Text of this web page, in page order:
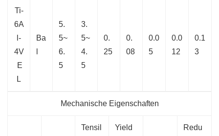
Ti-
6A
l-
4V
E
L
Ba
5.
5~
6.
5
3.
5~
4.
5
0.
25
0.
08
0.0
5
0.0
12
0.1
3
Mechanische Eigenschaften
Tensil
Yield
Redu